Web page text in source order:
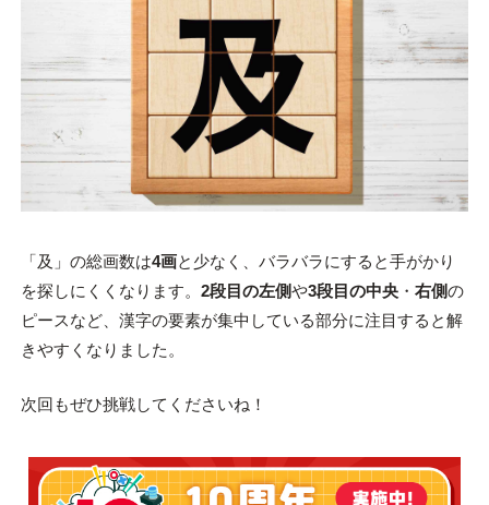
「及」の総画数は4画と少なく、バラバラにすると手がかり
を探しにくくなります。 2段目の左側や3段目の中央・ 右側の
ピースなど、漢字の要素が集中している部分に注目すると解
きやすくなりました。
次回もぜひ挑戦してくださいね！